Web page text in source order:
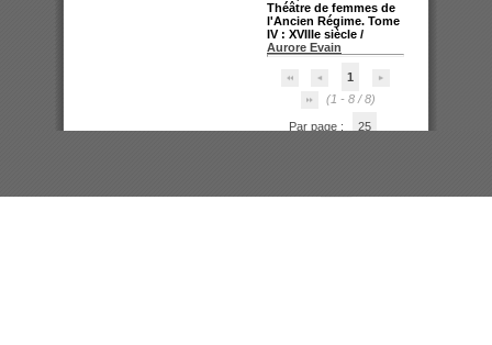
Théâtre de femmes de
l'Ancien Régime. Tome
IV : XVIIIe siècle /
Aurore Evain
1
(1 - 8 / 8)
Par page : 25